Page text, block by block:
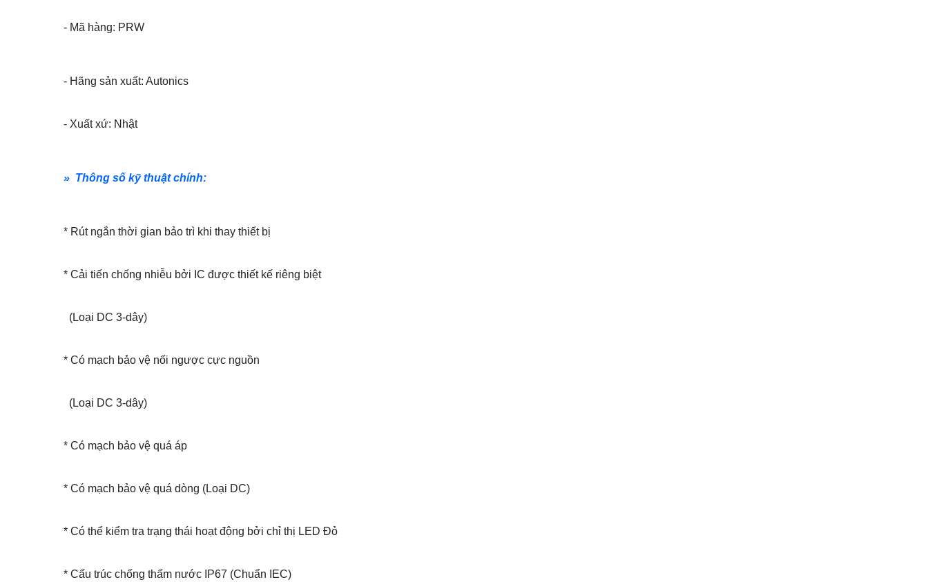
- Mã hàng: PRW
- Hãng sản xuất: Autonics
- Xuất xứ: Nhật
» Thông số kỹ thuật chính:
* Rút ngắn thời gian bảo trì khi thay thiết bị
* Cải tiến chống nhiễu bởi IC được thiết kế riêng biệt
(Loại DC 3-dây)
* Có mạch bảo vệ nối ngược cực nguồn
(Loại DC 3-dây)
* Có mạch bảo vệ quá áp
* Có mạch bảo vệ quá dòng (Loại DC)
* Có thể kiểm tra trạng thái hoạt động bởi chỉ thị LED Đỏ
* Cấu trúc chống thấm nước IP67 (Chuẩn IEC)